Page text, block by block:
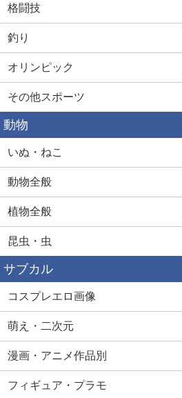
格闘技
釣り
オリンピック
その他スポーツ
動物
いぬ・ねこ
動物全般
植物全般
昆虫・虫
サブカル
コスプレエロ画像
萌え・二次元
漫画・アニメ作品別
フィギュア・プラモ